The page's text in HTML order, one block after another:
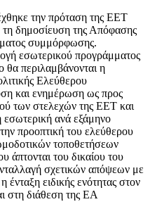
την πρόταση της ΕΕΤ
τη δημοσίευση της Απόφασης
συμμόρφωσης.
εσωτερικού προγράμματος
περιλαμβάνονται η
Ελεύθερου
και ενημέρωση ως προς
των στελεχών της ΕΕΤ και
ανά εξάμηνο
προοπτική του ελεύθερου
τοποθετήσεων
άπτονται του δικαίου του
σχετικών απόψεων με
ένταξη ειδικής ενότητας στον
στη διάθεση της ΕΑ